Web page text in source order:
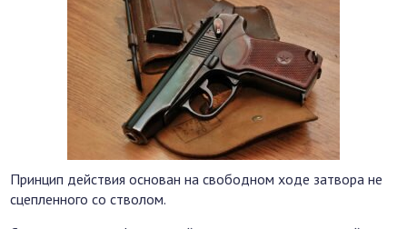
Принцип действия основан на свободном ходе затвора не
сцепленного со стволом.